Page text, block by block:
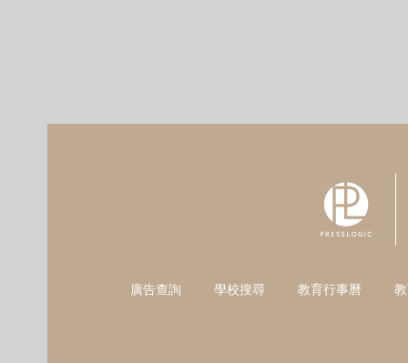
廣告查詢 學校搜尋 教育行事曆